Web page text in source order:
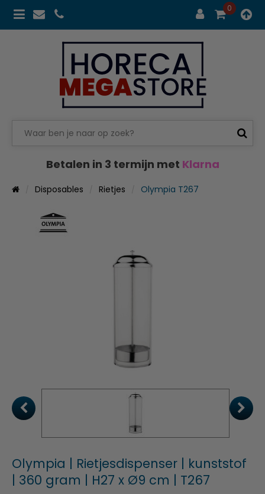
0
Betalen in 3 termijn met Klarna
Disposables Rietjes Olympia T267
Olympia | Rietjesdispenser | kunststof
| 360 gram | H27 x Ø9 cm | T267